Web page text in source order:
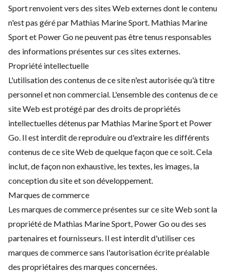
Sport renvoient vers des sites Web externes dont le contenu
n'est pas géré par Mathias Marine Sport. Mathias Marine
Sport et Power Go ne peuvent pas être tenus responsables
des informations présentes sur ces sites externes.
Propriété intellectuelle
L'utilisation des contenus de ce site n'est autorisée qu'à titre
personnel et non commercial. L'ensemble des contenus de ce
site Web est protégé par des droits de propriétés
intellectuelles détenus par Mathias Marine Sport et Power
Go. Il est interdit de reproduire ou d'extraire les différents
contenus de ce site Web de quelque façon que ce soit. Cela
inclut, de façon non exhaustive, les textes, les images, la
conception du site et son développement.
Marques de commerce
Les marques de commerce présentes sur ce site Web sont la
propriété de Mathias Marine Sport, Power Go ou des ses
partenaires et fournisseurs. Il est interdit d'utiliser ces
marques de commerce sans l'autorisation écrite préalable
des propriétaires des marques concernées.